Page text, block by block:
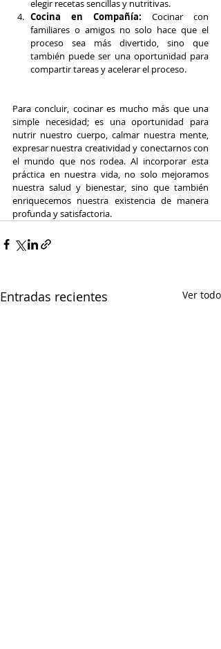
elegir recetas sencillas y nutritivas.
Cocina en Compañía: Cocinar con
familiares o amigos no solo hace que el
proceso sea más divertido, sino que
también puede ser una oportunidad para
compartir tareas y acelerar el proceso.
Para concluir, cocinar es mucho más que una
simple necesidad; es una oportunidad para
nutrir nuestro cuerpo, calmar nuestra mente,
expresar nuestra creatividad y conectarnos con
el mundo que nos rodea. Al incorporar esta
práctica en nuestra vida, no solo mejoramos
nuestra salud y bienestar, sino que también
enriquecemos nuestra existencia de manera
profunda y satisfactoria.
Entradas recientes Ver todo